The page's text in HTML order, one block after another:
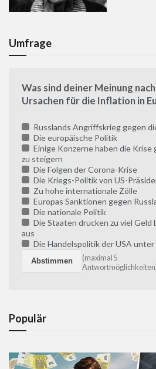
Umfrage
Was sind deiner Meinung
Ursachen für die Inflation in
Russlands Angriffskrieg gegen
Die europäische Politik
Einige Konzerne haben die
zu steigern
Die Folgen der Corona-Krise
Die Kriegs-Politik von US-
Zu hohe internationale Zölle
Europas Sanktionen gegen
Die nationale Politik
Die Staaten drucken zu viel Geld
aus
Die Handelspolitik der USA unter
(maximal 5
Populär